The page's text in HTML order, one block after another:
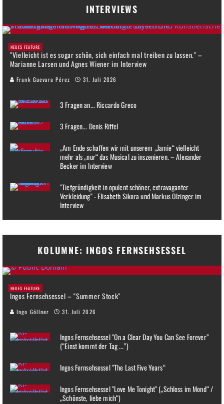
INTERVIEWS
NEUES FEATURE
"Vielleicht ist es sogar schön, sich einfach mal treiben zu lassen." –
Marianne Larsen und Agnes Wiener im Interview
Frank Guevara Pérez 31. Juli 2026
3 Fragen an... Riccardo Greco
3 Fragen... Denis Riffel
„Am Ende schaffen wir mit unserem „Jamie“ vielleicht
mehr als „nur“ das Musical zu inszenieren. – Alexander
Becker im Interview
"Tiefgründigkeit in opulent schöner, extravaganter
Verkleidung" - Elisabeth Sikora und Markus Olzinger im
Interview
KOLUMNE: INGOS FERNSEHSESSEL
NEUES FEATURE
Ingos Fernsehsessel – "Summer Stock"
Ingo Göllner 31. Juli 2026
Ingos Fernsehsessel "On a Clear Day You Can See Forever”
(“Einst kommt der Tag ...”)
Ingos Fernsehsessel "The Last Five Years“
Ingos Fernsehsessel "Love Me Tonight" („Schloss im Mond“ /
„Schönste, liebe mich“)